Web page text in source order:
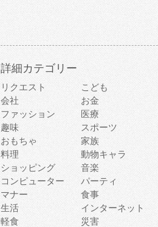
詳細カテゴリー
リクエスト こども
会社
お金
ファッション
医療
趣味
スポーツ
おもちゃ
家族
料理
動物キャラ
ショッピング
音楽
コンピューター
パーティ
マナー
食事
生活
インターネット
軽食
災害